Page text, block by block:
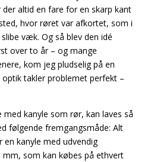
der altid en fare for en skarp kant
hvor røret var afkortet, som i
slibe væk. Også blev den idé
over to år – og mange
kom jegpludselig på en
takler problemet perfekt –
med kanyle som rør, kan laves så
følgende fremgangsmåde: Alt
en kanyle med udvendig
mm, som kan købes på ethvert